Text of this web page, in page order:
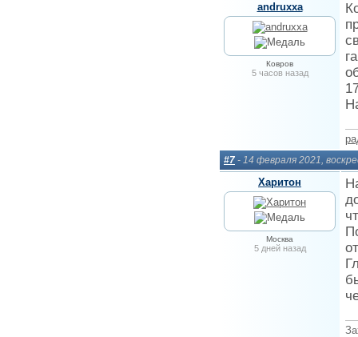
andruxxa
Ковров
5 часов назад
#7 - 14 февраля 2021,
Харитон
Москва
5 дней назад